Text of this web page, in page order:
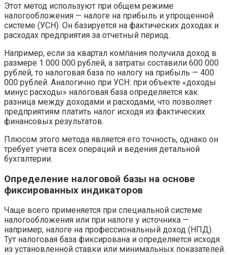
Этот метод используют при общем режиме
налогообложения — налоге на прибыль и упрощенной
системе (УСН). Он базируется на фактических доходах и
расходах предприятия за отчетный период.
Например, если за квартал компания получила доход в
размере 1 000 000 рублей, а затраты составили 600 000
рублей, то налоговая база по налогу на прибыль — 400
000 рублей. Аналогично при УСН: при объекте «доходы
минус расходы» налоговая база определяется как
разница между доходами и расходами, что позволяет
предприятиям платить налог исходя из фактических
финансовых результатов.
Плюсом этого метода является его точность, однако он
требует учета всех операций и ведения детальной
бухгалтерии.
Определение налоговой базы на основе
фиксированных индикаторов
Чаще всего применяется при специальной системе
налогообложения или при налоге у источника —
например, налоге на профессиональный доход (НПД).
Тут налоговая база фиксирована и определяется исходя
из установленной ставки или минимальных показателей.